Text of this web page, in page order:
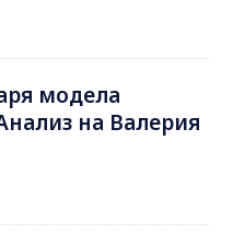
модела
на Валерия